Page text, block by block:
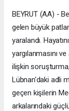
BEYRUT (AA) -
gelen büyük
yaralandı.
yargılanmasını
ilişkin
Lübnan'daki adli
geçen kişilerin
arkalarındaki